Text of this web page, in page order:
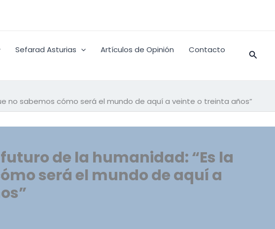
Sefarad Asturias Artículos de Opinión
Contacto
no sabemos cómo será el mundo de aquí a veinte o treinta años”
de la humanidad: “Es la
será el mundo de aquí a